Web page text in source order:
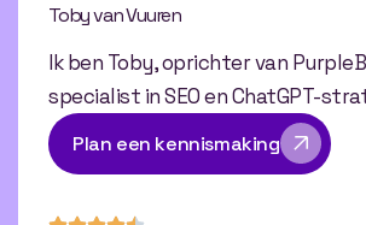
Toby van Vuuren
Ik ben Toby, oprichter van
specialist in SEO en ChatGPT-
Plan een kennismaking